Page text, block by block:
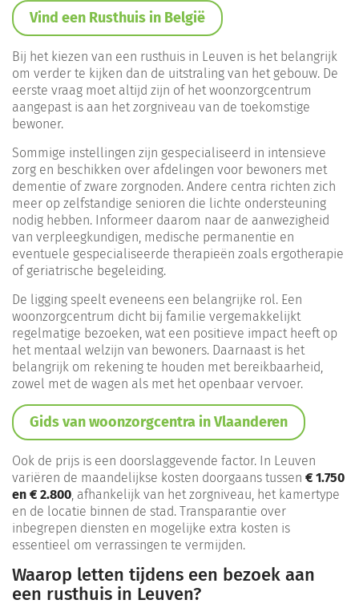
Vind een Rusthuis in België
Bij het kiezen van een rusthuis in Leuven is het belangrijk
om verder te kijken dan de uitstraling van het gebouw. De
eerste vraag moet altijd zijn of het woonzorgcentrum
aangepast is aan het zorgniveau van de toekomstige
bewoner.
Sommige instellingen zijn gespecialiseerd in intensieve
zorg en beschikken over afdelingen voor bewoners met
dementie of zware zorgnoden. Andere centra richten zich
meer op zelfstandige senioren die lichte ondersteuning
nodig hebben. Informeer daarom naar de aanwezigheid
van verpleegkundigen, medische permanentie en
eventuele gespecialiseerde therapieën zoals ergotherapie
of geriatrische begeleiding.
De ligging speelt eveneens een belangrijke rol. Een
woonzorgcentrum dicht bij familie vergemakkelijkt
regelmatige bezoeken, wat een positieve impact heeft op
het mentaal welzijn van bewoners. Daarnaast is het
belangrijk om rekening te houden met bereikbaarheid,
zowel met de wagen als met het openbaar vervoer.
Gids van woonzorgcentra in Vlaanderen
Ook de prijs is een doorslaggevende factor. In Leuven
variëren de maandelijkse kosten doorgaans tussen € 1.750
en € 2.800, afhankelijk van het zorgniveau, het kamertype
en de locatie binnen de stad. Transparantie over
inbegrepen diensten en mogelijke extra kosten is
essentieel om verrassingen te vermijden.
Waarop letten tijdens een bezoek aan
een rusthuis in Leuven?